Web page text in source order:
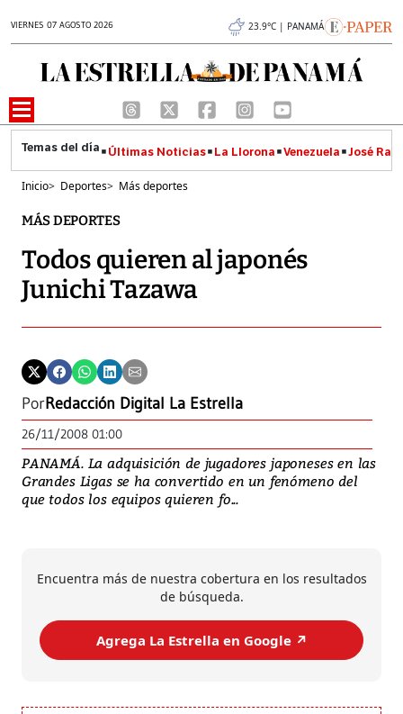
VIERNES 07 AGOSTO 2026 23.9°C | PANAMÁ
Últimas Noticias La Llorona Venezuela José
Inicio> Deportes> Más deportes
MÁS DEPORTES
Todos quieren al japonés
Junichi Tazawa
PorRedacción Digital La Estrella
26/11/2008 01:00
PANAMÁ. La adquisición de jugadores japoneses en las
Grandes Ligas se ha convertido en un fenómeno del
que todos los equipos quieren fo...
Encuentra más de nuestra cobertura en los resultados
de búsqueda.
Agrega La Estrella en Google ↗️